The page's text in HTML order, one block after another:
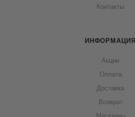
Контакты
ИНФОРМАЦИЯ
Акции
Оплата
Доставка
Возврат